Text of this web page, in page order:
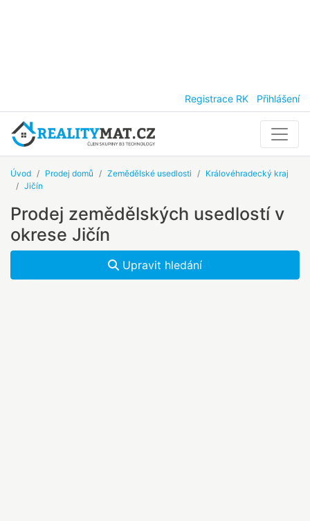
Registrace RK Přihlášení
Úvod Prodej domů Zemědělské usedlosti
Královéhradecký kraj
Jičín
Prodej zemědělských usedlostí v
okrese Jičín
Upravit hledání